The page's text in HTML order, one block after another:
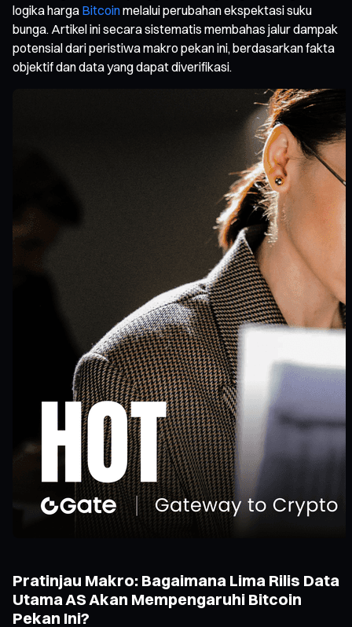
logika harga Bitcoinmelalui perubahan ekspektasi suku
bunga. Artikel ini secara sistematis membahas jalur dampak
potensial dari peristiwa makro pekan ini, berdasarkan fakta
objektif dan data yang dapat diverifikasi.
Pratinjau Makro: Bagaimana Lima Rilis Data
Utama AS Akan Mempengaruhi Bitcoin
Pekan Ini?